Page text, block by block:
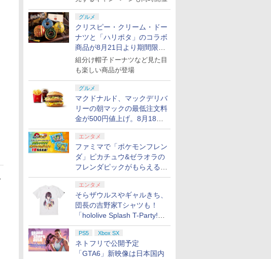
グルメ
クリスピー・クリーム・ドー
ナツと「ハリポタ」のコラボ
商品が8月21日より期間限定
で発売
組分け帽子ドーナツなど見た目
も楽しい商品が登場
グルメ
マクドナルド、マックデリバ
リーの朝マックの最低注文料
金が500円値上げ。8月18日
より1,500円から受付
エンタメ
ファミマで「ポケモンフレン
ダ」ピカチュウ&ゼラオラの
フレンダピックがもらえるキ
ャンペーン開催！
エンタメ
そらザウルスやギャルきち、
団長の吉野家Tシャツも！
「hololive Splash T-Party!」
全Tシャツラインナップ公開
＆オンライン販売開始
PS5 Xbox SX
ネトフリで公開予定
「GTA6」新映像は日本国内